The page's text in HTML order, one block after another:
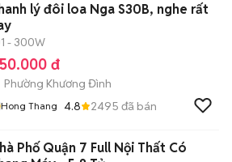
lý đôi loa Nga S30B, nghe rất
- 300W
đ
Phường Khương Đình
Hong Thang 4.8 2495 đã bán
Phố Quận 7 Full Nội Thất Có